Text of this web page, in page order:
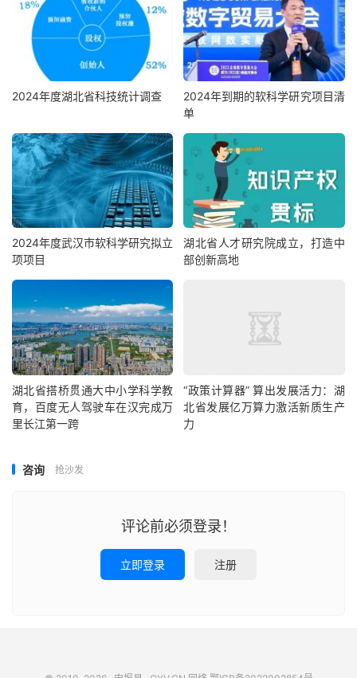
2024年度湖北省科技统计调查
2024年到期的软科学研究项目清
单
2024年度武汉市软科学研究拟立
项项目
湖北省人才研究院成立，打造中
部创新高地
湖北省搭桥贯通大中小学科学教
育，百度无人驾驶车在汉完成万
里长江第一跨
“政策计算器” 算出发展活力：湖
北省发展亿万算力激活新质生产
力
咨询 抢沙发
评论前必须登录！
立即登录 注册